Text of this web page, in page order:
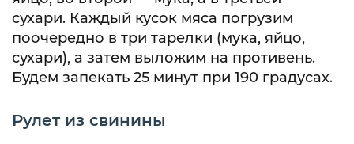
сухари. Каждый кусок мяса погрузим
поочередно в три тарелки (мука, яйцо,
сухари), а затем выложим на противень.
Будем запекать 25 минут при 190 градусах.
Рулет из свинины